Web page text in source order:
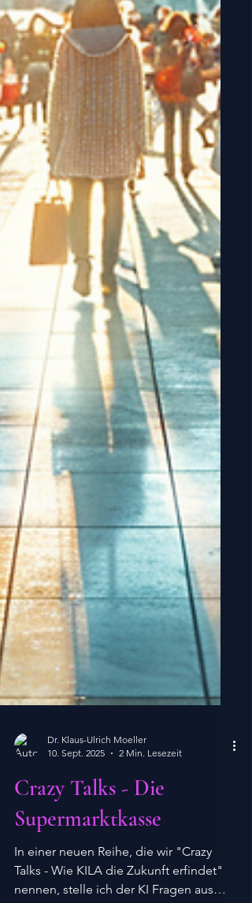
Dr. Klaus-Ulrich Moeller
10. Sept. 2025
2 Min. Lesezeit